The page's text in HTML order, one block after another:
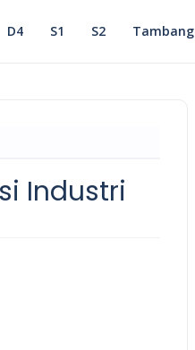
D4 S1 S2 Tambang
Industri